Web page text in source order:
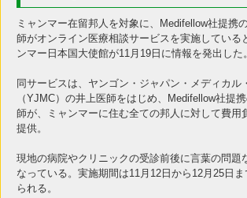
ミャンマー在留邦人を対象に、Medifellow社提携
師がオンライン医療相談サービスを実施している
ンマー日本国大使館が11月19日に情報を発出した。
同サービスは、ヤンゴン・ジャパン・メディカル
（YJMC）の井上医師をはじめ、Medifellow社提
師が、ミャンマーに住む全ての邦人に対して費用
提供。
現地の病院やクリニックの受診前後に言葉の問
なっている。実施期間は11月12日から12月25日
られる。